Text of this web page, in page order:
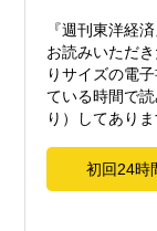
『週刊東洋経
お読みいただ
りサイズの電
ている時間で
り）してありま
初回24時